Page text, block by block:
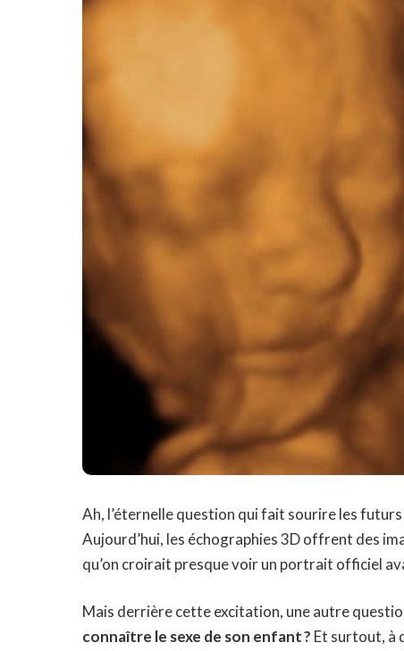
Ah, l’éternelle question qui fait sourire les
Aujourd’hui, les échographies 3D offrent des
qu’on croirait presque voir un portrait officiel
Mais derrière cette excitation, une autre
connaître le sexe de son enfant ? Et surtout, à